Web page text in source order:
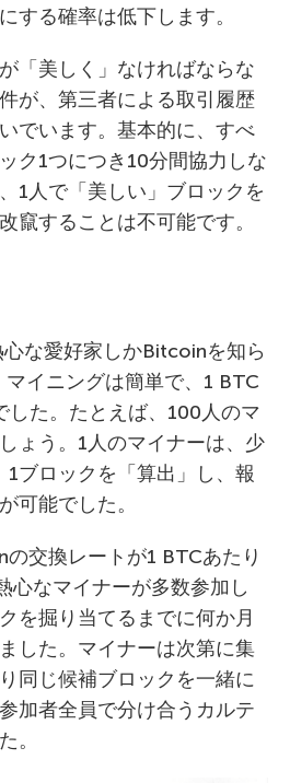
する確率は低下します。
「美しく」なければならな
が、第三者による取引履歴
でいます。基本的に、すべ
ク1つにつき10分間協力しな
1人で「美しい」ブロックを
竄することは不可能です。
な愛好家しかBitcoinを知ら
イニングは簡単で、1 BTC
した。たとえば、100人のマ
ょう。1人のマイナーは、少
1ブロックを「算出」し、報
可能でした。
交換レートが1 BTCあたり
心なマイナーが多数参加し
を掘り当てるまでに何か月
した。マイナーは次第に集
同じ候補ブロックを一緒に
加者全員で分け合うカルテ
。